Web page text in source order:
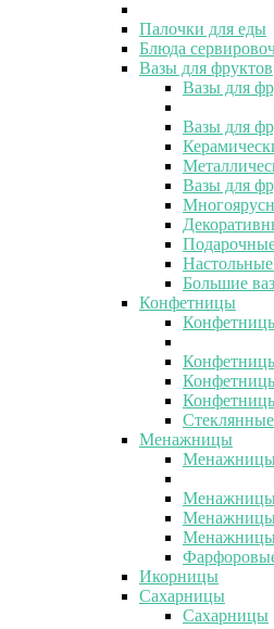
Палочки для еды
Блюда
Вазы для фруктов
Вазы для
Вазы для
Вазы для
Большие
Конфетницы
Менажницы
Менажницы
Икорницы
Сахарницы
Сахарницы